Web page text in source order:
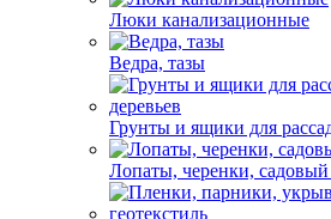
Люки канализационные
Ведра, тазы
Грунты и ящики для
Лопаты, черенки,